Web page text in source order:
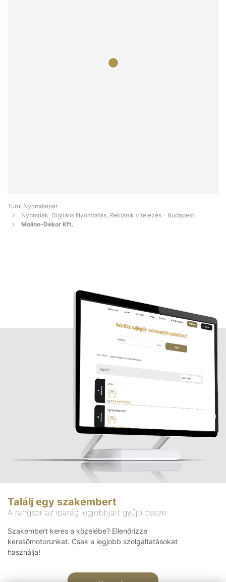
Turul Nyomdaipar
Nyomdák, Digitális Nyomtatás, Reklámkivitelezés - Budapest
Molino-Dekor Kft.
Találj egy szakembert
A rangsor az iparág legjobbjait gyűjti össze
Szakembert keres a közelébe? Ellenőrizze
keresőmotorunkat. Csak a legjobb szolgáltatásokat
használja!